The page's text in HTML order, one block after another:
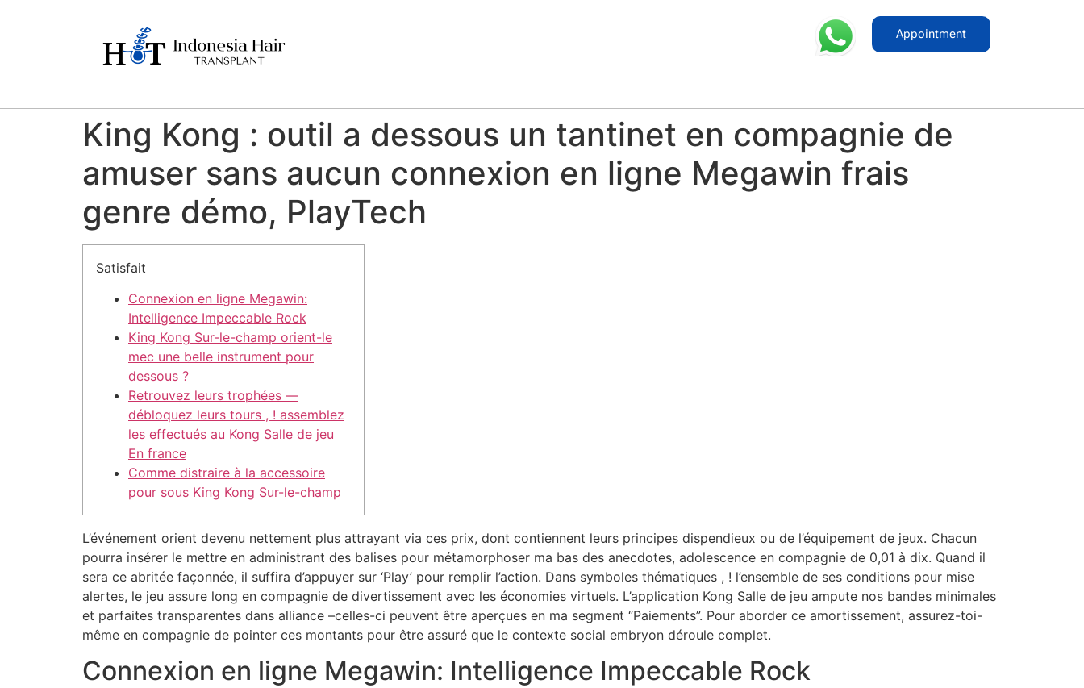
Appointment
King Kong : outil a dessous un tantinet en compagnie de
amuser sans aucun connexion en ligne Megawin frais
genre démo, PlayTech
Satisfait
Connexion en ligne Megawin:
Intelligence Impeccable Rock
King Kong Sur-le-champ orient-le
mec une belle instrument pour
dessous ?
Retrouvez leurs trophées —
débloquez leurs tours , ! assemblez
les effectués au Kong Salle de jeu
En france
Comme distraire à la accessoire
pour sous King Kong Sur-le-champ
L’événement orient devenu nettement plus attrayant via ces prix, dont contiennent leurs principes dispendieux ou de l’équipement de jeux. Chacun
pourra insérer le mettre en administrant des balises pour métamorphoser ma bas des anecdotes, adolescence en compagnie de 0,01 à dix. Quand il
sera ce abritée façonnée, il suffira d’appuyer sur ‘Play’ pour remplir l’action. Dans symboles thématiques , ! l’ensemble de ses conditions pour mise
alertes, le jeu assure long en compagnie de divertissement avec les économies virtuels. L’application Kong Salle de jeu ampute nos bandes minimales
et parfaites transparentes dans alliance –celles-ci peuvent être aperçues en ma segment “Paiements”. Pour aborder ce amortissement, assurez-toi-
même en compagnie de pointer ces montants pour être assuré que le contexte social embryon déroule complet.
Connexion en ligne Megawin: Intelligence Impeccable Rock